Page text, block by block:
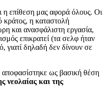
η επίθεση μας αφορά όλους. Οι
κράτος, η καταστολή
και ανασφάλιστη εργασία,
επικρατεί (τα σελφ ήταν
γιατί δηλαδή δεν δίνουν σε
ως βασική θέση
νεολαίας και της